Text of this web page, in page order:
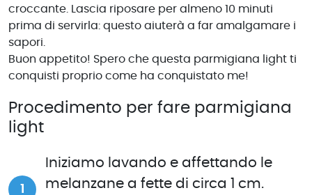
croccante. Lascia riposare per almeno 10 minuti
prima di servirla: questo aiuterà a far amalgamare i
sapori.
Buon appetito! Spero che questa parmigiana light ti
conquisti proprio come ha conquistato me!
Procedimento per fare parmigiana
light
Iniziamo lavando e affettando le
melanzane a fette di circa 1 cm.